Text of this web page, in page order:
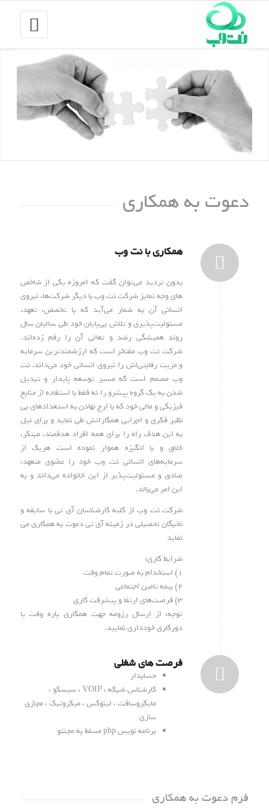
دعوت به همکاری
همکاری با نت وب
بدون تردید می‌توان گفت که امروزه یکی از شاخص
های وجه تمایز شرکت نت وب با دیگر شرکت‌ها، نیروی
انسانی آن به شمار می‌آید که با تخصص، تعهد،
مسئولیت‌پذیری و تلاش بی‌پایان خود طی سالیان سال
روند همیشگی رشد و تعالی آن را رقم زده‌اند.
شرکت نت وب مفتخر است که ارزشمندترین سرمایه
و مزیت رقابتی‌اش را نیروی انسانی خود می‌داند. نت
وب مصمم است که مسیر توسعه پایدار و تبدیل
شدن به یک گروه پیشرو را نه فقط با استفاده از منابع
فیزیکی و مالی خود که با ارج نهادن به استعدادهای بی
نظیر فکری و اجرایی همکارانش طی نماید و برای نیل
به این هدف راه را برای همه افراد هدفمند، مبتکر،
خلاق و با انگیزه هموار نموده است هریک از
سرمایه‌های انسانی نت وب خود را عضوی متعهد،
صادق و مسئولیت‌پذیر از این خانواده می‌داند و به
این امر می‌بالد.
شرکت نت وب از کلیه کارشناسان آی تی با سایقه و
نخبگان تحصیلی در زمینه آی تی دعوت به همکاری می
نماید
شرایط کاری:
۱) استخدام به صورت تمام وقت
۲) بیمه تامین اجتماعی
۳) فرصت‌های ارتقا و پیشرفت کاری
توجه: از ارسال رزومه جهت همکاری پاره وقت یا
دورکاری خودداری نمایید.
فرصت های شغلی
حسابدار
کارشناس شبکه ، VOIP ، سیسکو ،
مایکروسافت ، لینوکس ، میکروتیک ، مجازی
سازی
برنامه نویس php مسلط به مجنتو
فرم دعوت به همکاری